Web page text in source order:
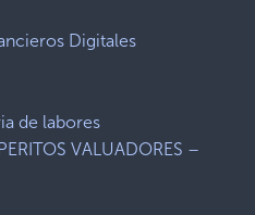
Digitales
de labores
VALUADORES –